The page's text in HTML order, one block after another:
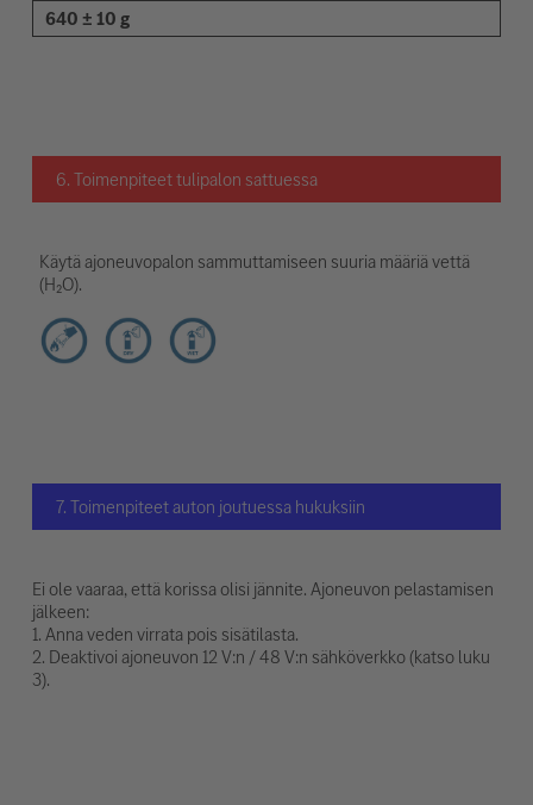
640 ± 10 g
6. Toimenpiteet tulipalon sattuessa
Käytä ajoneuvopalon sammuttamiseen suuria määriä vettä
(H₂O).
7. Toimenpiteet auton joutuessa hukuksiin
Ei ole vaaraa, että korissa olisi jännite. Ajoneuvon pelastamisen
jälkeen:
1. Anna veden virrata pois sisätilasta.
2. Deaktivoi ajoneuvon 12 V:n / 48 V:n sähköverkko (katso luku
3).